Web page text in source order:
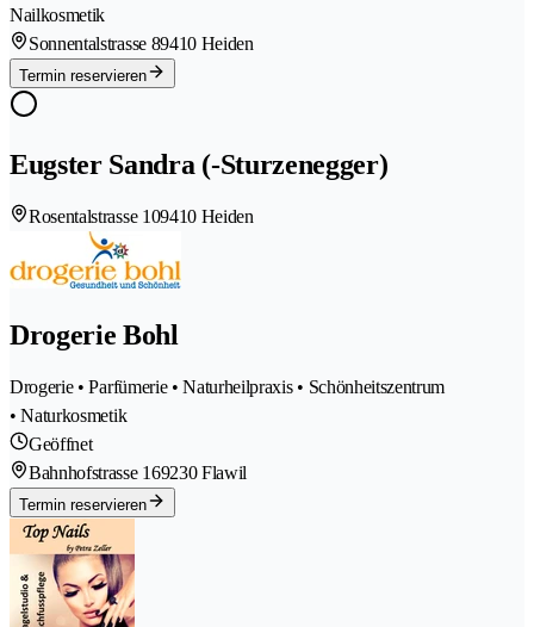
Nailkosmetik
Sonnentalstrasse 89410 Heiden
Termin reservieren
Eugster Sandra (-Sturzenegger)
Rosentalstrasse 109410 Heiden
Drogerie Bohl
Drogerie • Parfümerie • Naturheilpraxis • Schönheitszentrum
• Naturkosmetik
Geöffnet
Bahnhofstrasse 169230 Flawil
Termin reservieren